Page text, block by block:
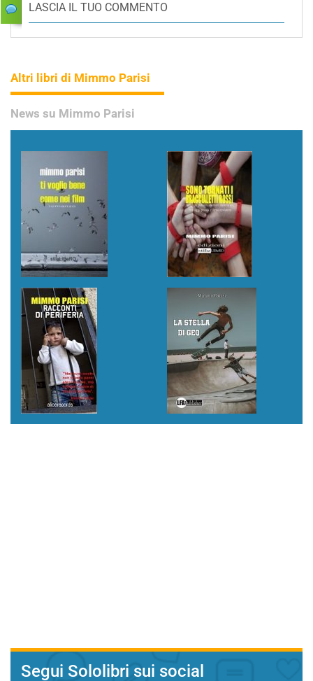
LASCIA IL TUO COMMENTO
Altri libri di Mimmo Parisi
News su Mimmo Parisi
Segui Sololibri sui social